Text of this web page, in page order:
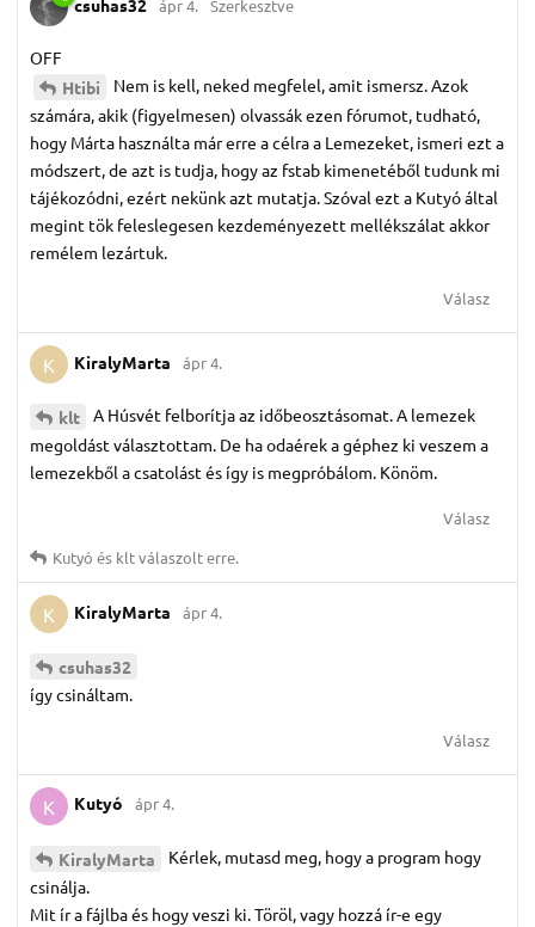
csuhas32 ápr 4. Szerkesztve
OFF
Htibi
Nem is kell, neked megfelel, amit ismersz. Azok
számára, akik (figyelmesen) olvassák ezen fórumot, tudható,
hogy Márta használta már erre a célra a Lemezeket, ismeri ezt a
módszert, de azt is tudja, hogy az fstab kimenetéből tudunk mi
tájékozódni, ezért nekünk azt mutatja. Szóval ezt a Kutyó által
megint tök feleslegesen kezdeményezett mellékszálat akkor
remélem lezártuk.
Válasz
K KiralyMarta ápr 4.
klt
A Húsvét felborítja az időbeosztásomat. A lemezek
megoldást választottam. De ha odaérek a géphez ki veszem a
lemezekből a csatolást és így is megpróbálom. Könöm.
Válasz
Kutyó és kltválaszolt erre.
K KiralyMarta ápr 4.
csuhas32
így csináltam.
Válasz
K Kutyó ápr 4.
KiralyMarta
Kérlek, mutasd meg, hogy a program hogy
csinálja.
Mit ír a fájlba és hogy veszi ki. Töröl, vagy hozzá ír-e egy